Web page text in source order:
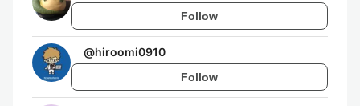
Follow
@hiroomi0910
Follow